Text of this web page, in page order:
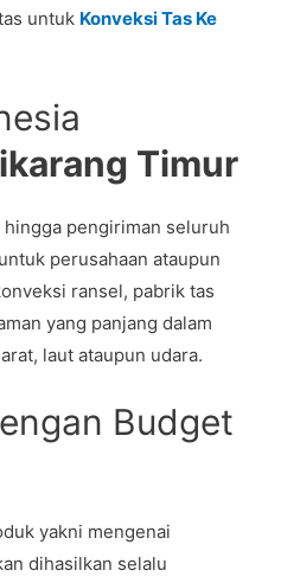
untuk Konveksi Tas Ke
Timur
pengiriman seluruh
perusahaan ataupun
ransel, pabrik tas
yang panjang dalam
laut ataupun udara.
Budget
yakni mengenai
dihasilkan selalu